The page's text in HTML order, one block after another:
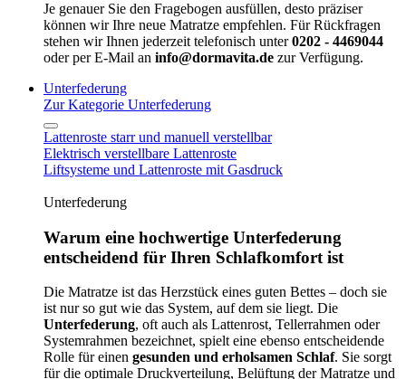
Je genauer Sie den Fragebogen ausfüllen, desto präziser
können wir Ihre neue Matratze empfehlen. Für Rückfragen
stehen wir Ihnen jederzeit telefonisch unter0202 - 4469044
oder per E-Mail an info@dormavita.de zur Verfügung.
Unterfederung
Zur Kategorie Unterfederung
Lattenroste starr und manuell verstellbar
Elektrisch verstellbare Lattenroste
Liftsysteme und Lattenroste mit Gasdruck
Unterfederung
Warum eine hochwertige Unterfederung
entscheidend für Ihren Schlafkomfort ist
Die Matratze ist das Herzstück eines guten Bettes – doch sie
ist nur so gut wie das System, auf dem sie liegt. Die
Unterfederung, oft auch als Lattenrost, Tellerrahmen oder
Systemrahmen bezeichnet, spielt eine ebenso entscheidende
Rolle für einen gesunden und erholsamen Schlaf. Sie sorgt
für die optimale Druckverteilung, Belüftung der Matratze und